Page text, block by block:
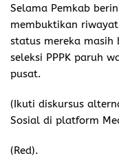
Selama Pemkab
membuktikan
status mereka masih
seleksi PPPK paruh
pusat.
(Ikuti diskursus
Sosial di platform
(Red).